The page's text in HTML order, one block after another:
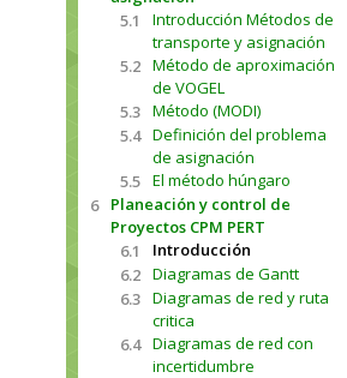
5.1
Introducción Métodos de
transporte y asignación
5.2 Método de aproximación
de VOGEL
5.3 Método (MODI)
5.4 Definición del problema
de asignación
5.5 El método húngaro
6
Planeación y control de
Proyectos CPM PERT
6.1
Introducción
6.2 Diagramas de Gantt
6.3 Diagramas de red y ruta
critica
6.4 Diagramas de red con
incertidumbre